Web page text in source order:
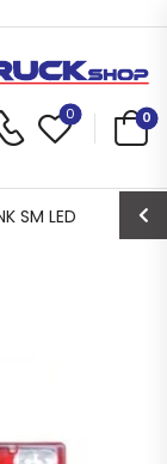
0 0
SM LED